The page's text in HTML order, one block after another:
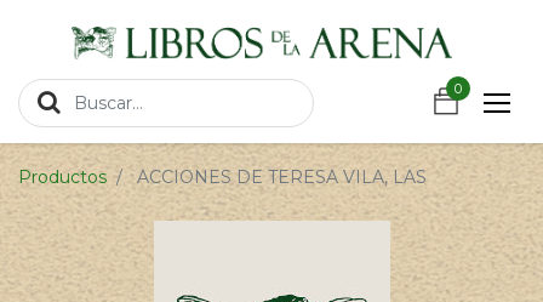
0
0
Productos ACCIONES DE TERESA VILA, LAS